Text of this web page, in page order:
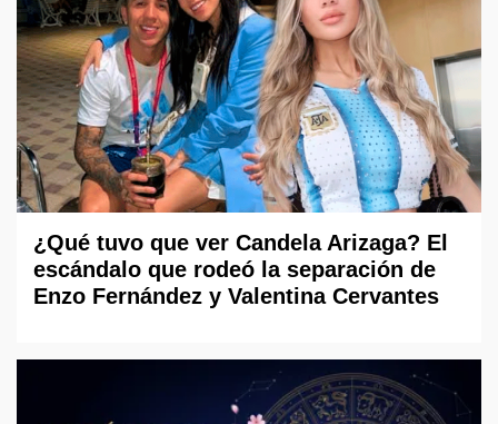
¿Qué tuvo que ver Candela Arizaga? El
escándalo que rodeó la separación de
Enzo Fernández y Valentina Cervantes